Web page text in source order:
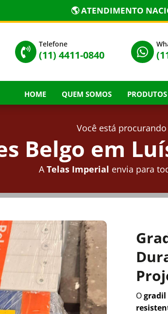
🌎 ATENDIMENTO

Telefone
(11) 4411-0840 
HOME QUEM SOMOS PRODUTOS
Você está procurando
Belgo em
ATelas Imperial envia para
Ogradil